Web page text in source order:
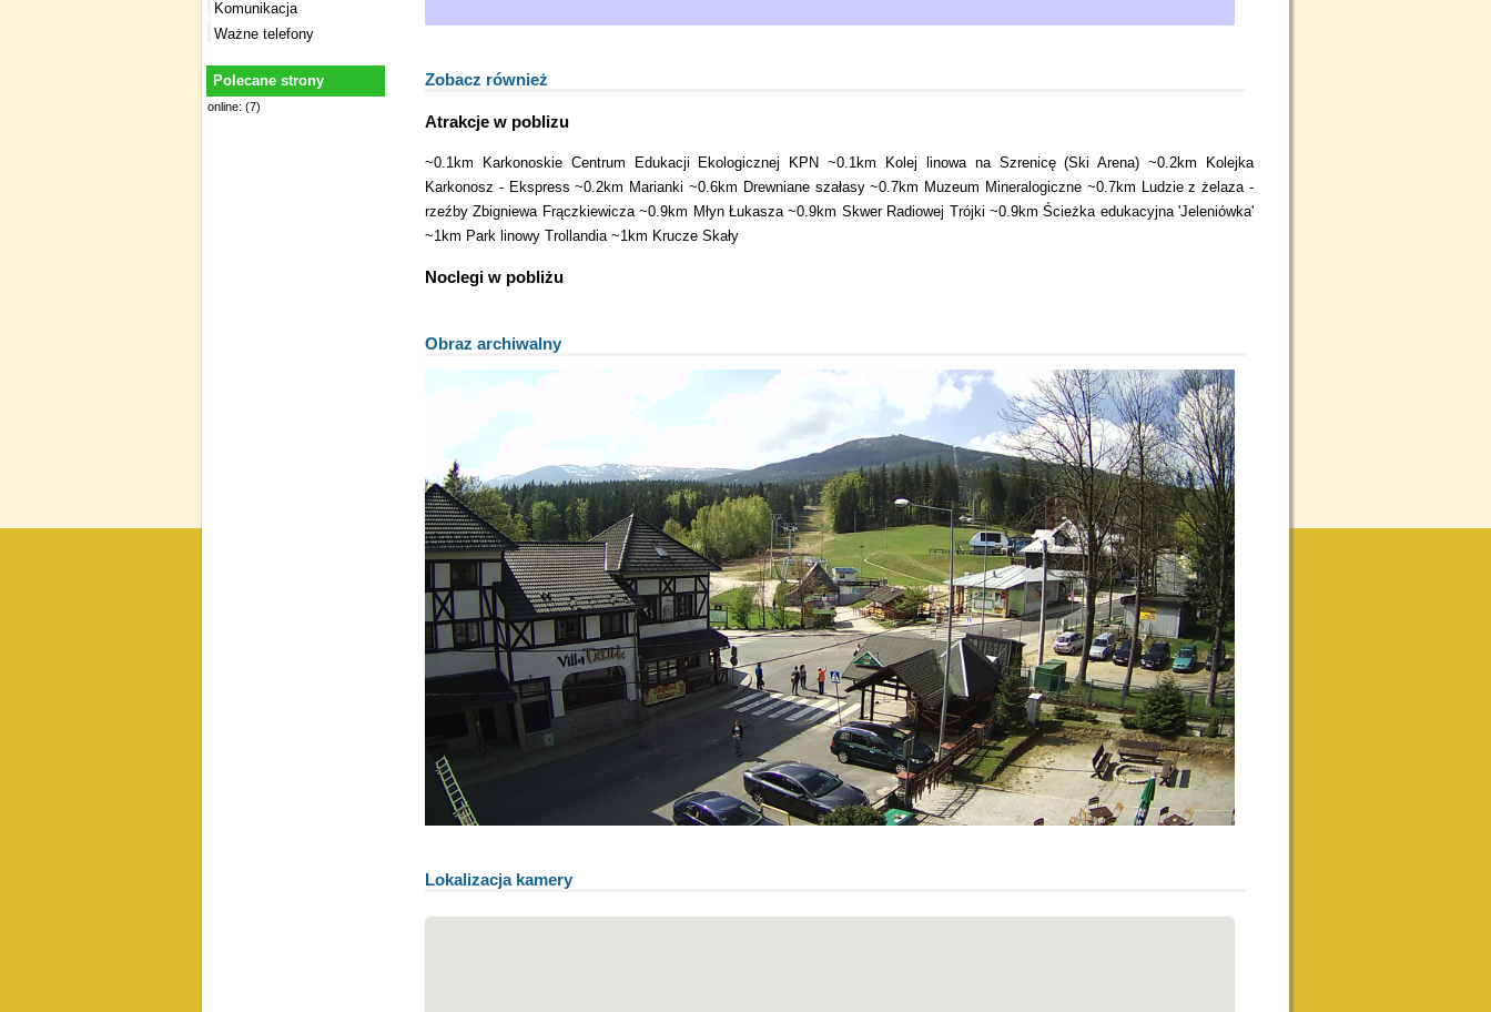
Komunikacja
Ważne telefony
Polecane strony
online: (7)
Zobacz również
Atrakcje w poblizu
~0.1km Karkonoskie Centrum Edukacji Ekologicznej KPN ~0.1km Kolej linowa na Szrenicę (Ski Arena) ~0.2km Kolejka
Karkonosz - Ekspress ~0.2km Marianki ~0.6km Drewniane szałasy~0.7km Muzeum Mineralogiczne ~0.7km Ludzie z żelaza -
rzeźby Zbigniewa Frączkiewicza~0.9km Młyn Łukasza~0.9km Skwer Radiowej Trójki ~0.9kmŚcieżka edukacyjna 'Jeleniówka'
~1km Park linowy Trollandia ~1km Krucze Skały
Noclegi w pobliżu
Obraz archiwalny
Lokalizacja kamery